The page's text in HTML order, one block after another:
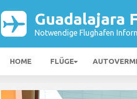
Guadalajara
Notwendige Flughafen
HOME FLÜGE